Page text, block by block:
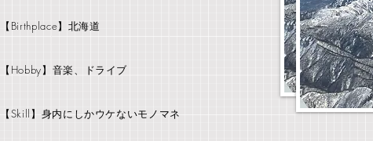
【Birthplace】北海道
【Hobby】音楽、ドライブ
【Skill】身内にしかウケないモノマネ